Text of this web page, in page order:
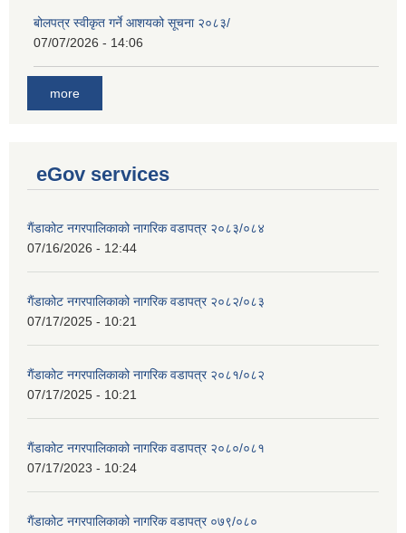
बोलपत्र स्वीकृत गर्ने आशयको सूचना २०८३/
07/07/2026 - 14:06
more
eGov services
गैंडाकोट नगरपालिकाको नागरिक वडापत्र २०८३/०८४
07/16/2026 - 12:44
गैंडाकोट नगरपालिकाको नागरिक वडापत्र २०८२/०८३
07/17/2025 - 10:21
गैंडाकोट नगरपालिकाको नागरिक वडापत्र २०८१/०८२
07/17/2025 - 10:21
गैंडाकोट नगरपालिकाको नागरिक वडापत्र २०८०/०८१
07/17/2023 - 10:24
गैंडाकोट नगरपालिकाको नागरिक वडापत्र ०७९/०८०